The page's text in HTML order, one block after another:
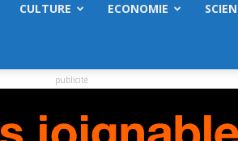
CULTURE ECONOMIE
publicité